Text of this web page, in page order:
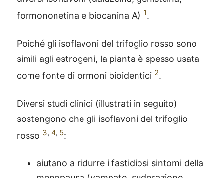
formononetina e biocanina A) 1.
Poiché gli isoflavoni del trifoglio rosso sono
simili agli estrogeni, la pianta è spesso usata
come fonte di ormoni bioidentici 2.
Diversi studi clinici (illustrati in seguito)
sostengono che gli isoflavoni del trifoglio
rosso 3, 4, 5:
aiutano a ridurre i fastidiosi sintomi della